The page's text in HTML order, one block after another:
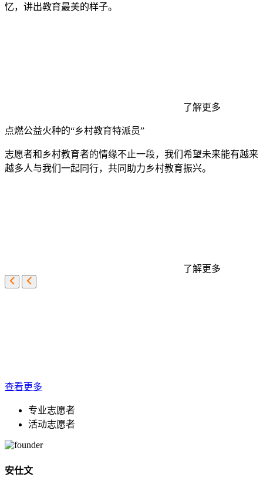
忆，讲出教育最美的样子。
了解更多
点燃公益火种的“乡村教育特派员”
志愿者和乡村教育者的情缘不止一段，我们希望未来能有越来
越多人与我们一起同行，共同助力乡村教育振兴。
了解更多
查看更多
专业志愿者
活动志愿者
安仕文